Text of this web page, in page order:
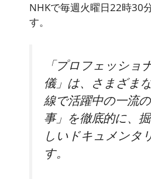
NHKで毎週火曜日22時30
す。
「プロフェッショ
儀」は、さまざま
線で活躍中の一流
事」を徹底的に、
しいドキュメンタ
す。